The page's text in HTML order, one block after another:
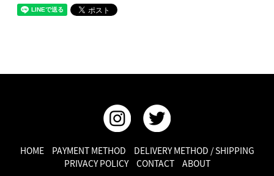
HOME PAYMENT METHOD
DELIVERY METHOD / SHIPPING
PRIVACY POLICY
CONTACT ABOUT